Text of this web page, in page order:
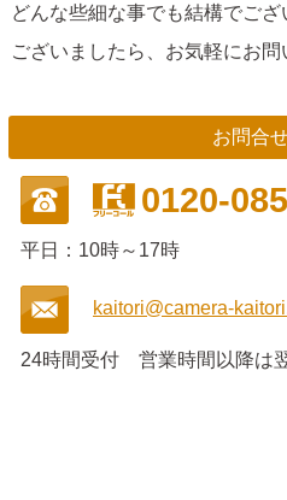
どんな些細な事でも結構でご
ございましたら、お気軽にお問
お問合
0120-
平日：10時～17時
kaitori@camera-
24時間受付 営業時間以降は